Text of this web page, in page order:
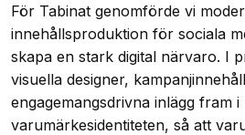
För Tabinat genomförde vi
innehållsproduktion för sociala
skapa en stark digital närvaro. I
visuella designer,
engagemangsdrivna inlägg fram i
varumärkesidentiteten, så att